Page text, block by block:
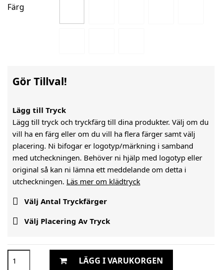
Färg
Gör Tillval!
Lägg till Tryck
Lägg till tryck och tryckfärg till dina produkter. Välj om du
vill ha en färg eller om du vill ha flera färger samt välj
placering. Ni bifogar er logotyp/märkning i samband
med utcheckningen. Behöver ni hjälp med logotyp eller
original så kan ni lämna ett meddelande om detta i
utcheckningen. Läs mer om klädtryck
 Välj Antal Tryckfärger
 Välj Placering Av Tryck
LÄGG I VARUKORGEN